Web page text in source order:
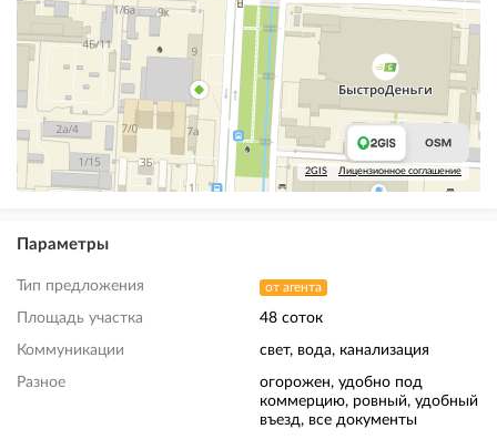
2GIS Лицензионное соглашение
Параметры
Тип предложения от агента
Площадь участка 48 соток
Коммуникации свет, вода, канализация
Разное
огорожен, удобно под
коммерцию, ровный, удобный
въезд, все документы